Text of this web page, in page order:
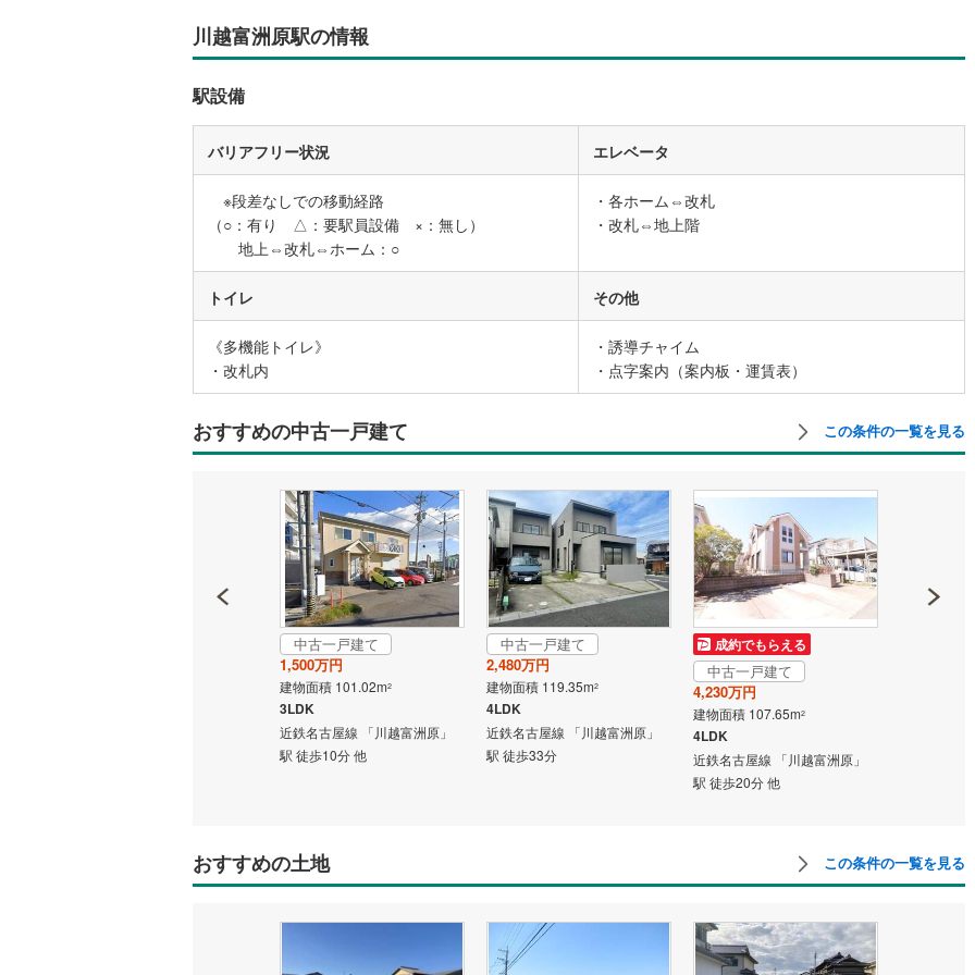
川越富洲原駅の情報
駅設備
バリアフリー状況 エレベータ
※段差なしでの移動経路
（○：有り △：要駅員設備 ×：無し）
地上⇔改札⇔ホーム：○
・各ホーム⇔改札
・改札⇔地上階
トイレ その他
《多機能トイレ》
・改札内
・誘導チャイム
・点字案内（案内板・運賃表）
おすすめの中古一戸建て この条件の一覧を見る
中古一戸建て
1,500万円
建物面積 101.02m2
3LDK
近鉄名古屋線 「川越富洲原」
駅 徒歩10分 他
中古一戸建て
2,480万円
建物面積 119.35m2
4LDK
近鉄名古屋線 「川越富洲原」
駅 徒歩33分
成約でもらえる
中古一戸建て
4,230万円
建物面積 107.65m2
4LDK
近鉄名古屋線 「川越富洲原」
駅 徒歩20分 他
おすすめの土地 この条件の一覧を見る